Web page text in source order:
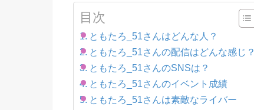
目次
ともたろ_51さんはどんな人？
ともたろ_51さんの配信はどんな感じ？
ともたろ_51さんのSNSは？
ともたろ_51さんのイベント成績
ともたろ_51さんは素敵なライバー